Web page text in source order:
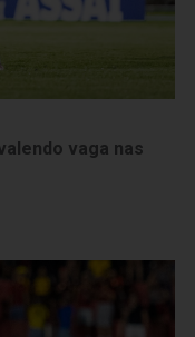
vaga nas